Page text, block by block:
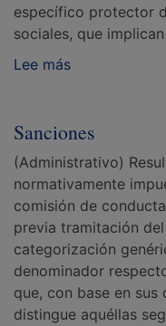
específico protector
sociales, que
Lee más
Sanciones
(Administrativo)
normativamente
comisión de
previa tramitación
categorización
denominador
que, con base en sus
distingue aquéllas